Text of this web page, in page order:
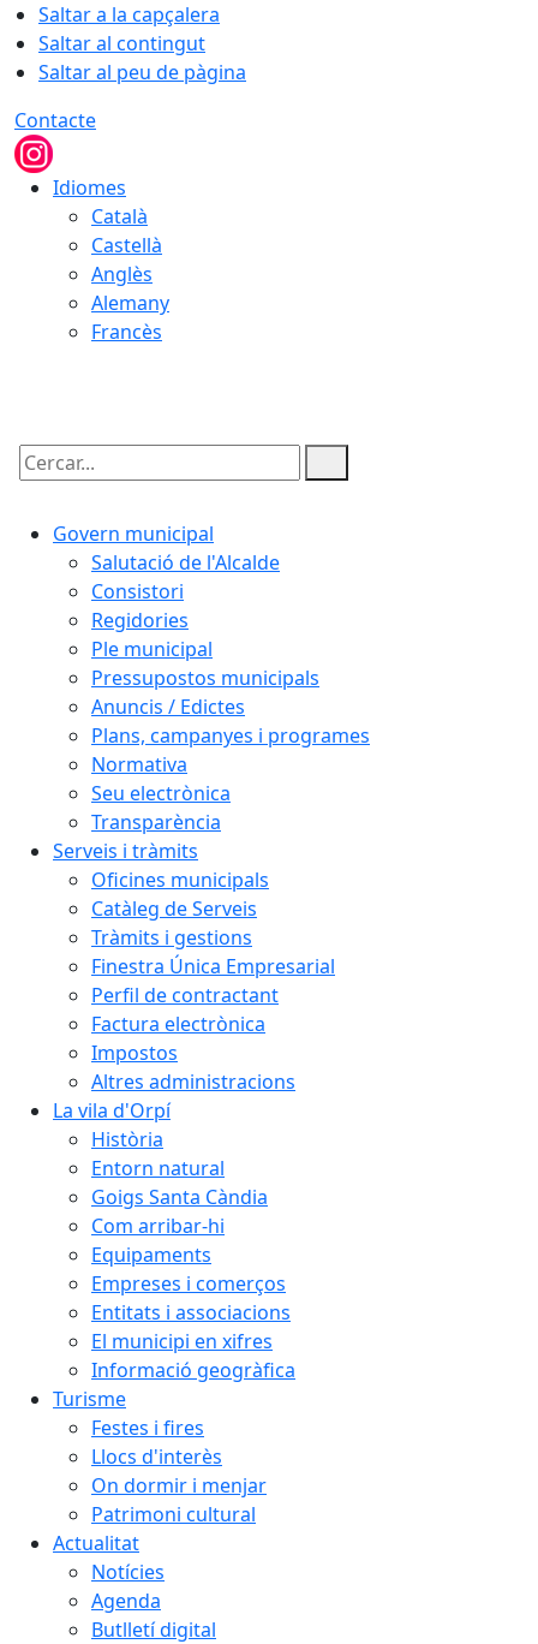
Saltar a la capçalera
Saltar al contingut
Saltar al peu de pàgina
Contacte
Idiomes
Català
Castellà
Anglès
Alemany
Francès
Cercar:
Govern municipal
Salutació de l'Alcalde
Consistori
Regidories
Ple municipal
Pressupostos municipals
Anuncis / Edictes
Plans, campanyes i programes
Normativa
Seu electrònica
Transparència
Serveis i tràmits
Oficines municipals
Catàleg de Serveis
Tràmits i gestions
Finestra Única Empresarial
Perfil de contractant
Factura electrònica
Impostos
Altres administracions
La vila d'Orpí
Història
Entorn natural
Goigs Santa Càndia
Com arribar-hi
Equipaments
Empreses i comerços
Entitats i associacions
El municipi en xifres
Informació geogràfica
Turisme
Festes i fires
Llocs d'interès
On dormir i menjar
Patrimoni cultural
Actualitat
Notícies
Agenda
Butlletí digital